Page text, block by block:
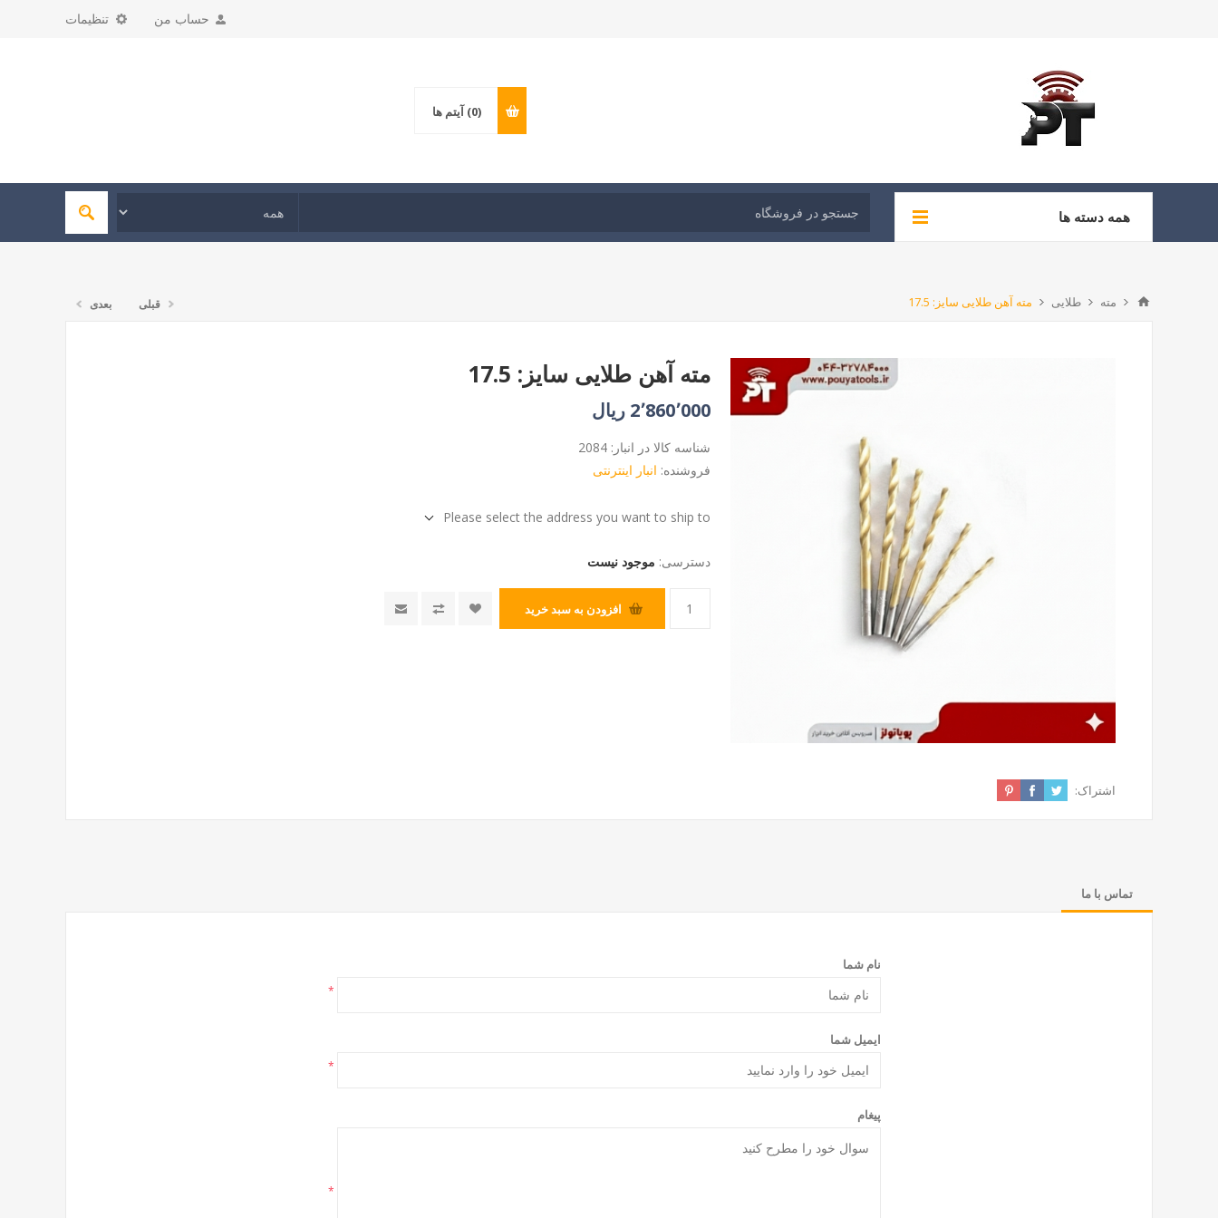
تنظیمات حساب من
(0) آیتم ها
همه دسته ها
مته طلایی مته آهن طلایی سایز: 17.5 قبلی بعدی
مته آهن طلایی سایز: 17.5
2٬860٬000 ریال
شناسه کالا در انبار: 2084
فروشنده: انبار اینترنتی
Please select the address you want to ship to
دسترسی: موجود نیست
افزودن به سبد خرید
اشتراک:
تماس با ما
نام شما
*
ایمیل شما
*
پیغام
*